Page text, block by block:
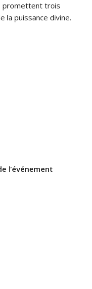
promettent trois
la puissance divine.
l’événement